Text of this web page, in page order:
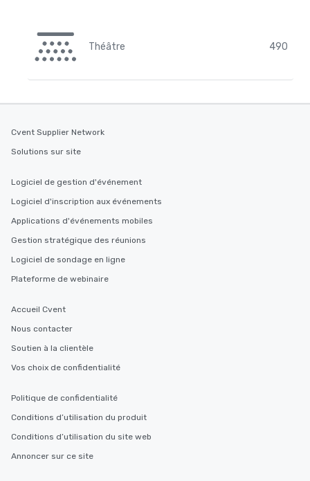
Théâtre 490
Cvent Supplier Network
Solutions sur site
Logiciel de gestion d'événement
Logiciel d'inscription aux événements
Applications d'événements mobiles
Gestion stratégique des réunions
Logiciel de sondage en ligne
Plateforme de webinaire
Accueil Cvent
Nous contacter
Soutien à la clientèle
Vos choix de confidentialité
Politique de confidentialité
Conditions d’utilisation du produit
Conditions d’utilisation du site web
Annoncer sur ce site